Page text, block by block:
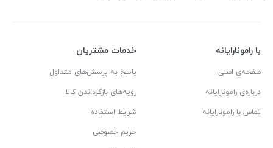
با رامونارایانه
صفحه‌ی اصلی
درباره‌ی رامونارایانه
تماس با رامونارایانه
خدمات مشتریان
پاسخ به پرسش‌های متداول
رویه‌های بازگرداندن کالا
شرایط استفاده
حریم خصوصی